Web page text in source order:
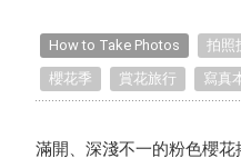
Handmade Classroom
TinTint Unboxing
Recommended
How to Take Photos 拍照
櫻花季
賞花旅行 寫真
滿開、深淺不一的粉色櫻